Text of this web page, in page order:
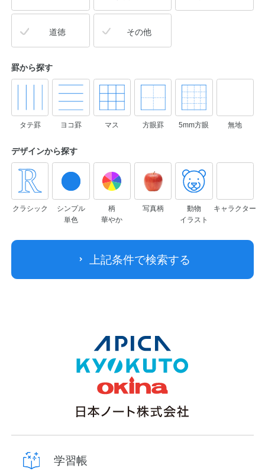
道徳 その他
罫から探す
タテ罫 ヨコ罫 マス 方眼罫 5mm方眼 無地
デザインから探す
クラシック
シンプル
単色
柄
華やか
写真柄
動物
イラスト
キャラクター
上記条件で検索する
学習帳